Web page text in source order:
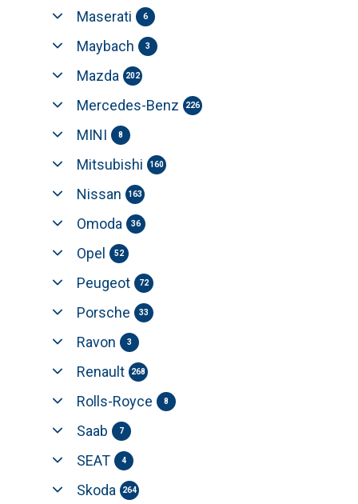
Maserati 6
Maybach 3
Mazda 202
Mercedes-Benz 226
MINI 8
Mitsubishi 160
Nissan 163
Omoda 36
Opel 52
Peugeot 72
Porsche 33
Ravon 3
Renault 268
Rolls-Royce 8
Saab 7
SEAT 4
Skoda 264